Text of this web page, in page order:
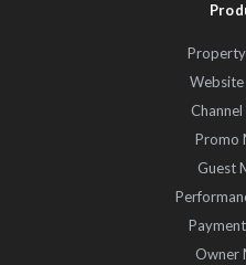
Promo
Guest
Owner